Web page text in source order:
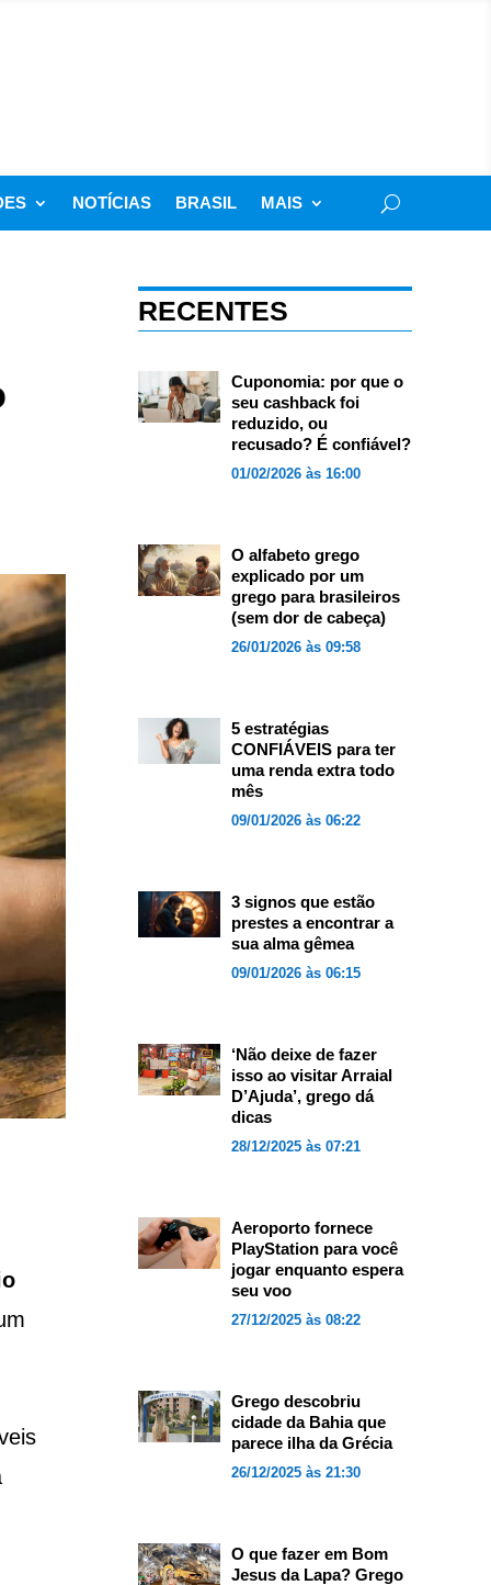
NOTÍCIAS BRASIL MAIS
RECENTES
Cuponomia: por que o
seu cashback foi
reduzido, ou
recusado? É confiável?
01/02/2026 às 16:00
O alfabeto grego
explicado por um
grego para brasileiros
(sem dor de cabeça)
26/01/2026 às 09:58
5 estratégias
CONFIÁVEIS para ter
uma renda extra todo
mês
09/01/2026 às 06:22
3 signos que estão
prestes a encontrar a
sua alma gêmea
09/01/2026 às 06:15
‘Não deixe de fazer
isso ao visitar Arraial
D’Ajuda’, grego dá
dicas
28/12/2025 às 07:21
Aeroporto fornece
PlayStation para você
jogar enquanto espera
seu voo
27/12/2025 às 08:22
Grego descobriu
cidade da Bahia que
parece ilha da Grécia
26/12/2025 às 21:30
O que fazer em Bom
Jesus da Lapa? Grego